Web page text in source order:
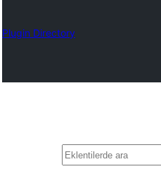
Plugin Directory
Ara